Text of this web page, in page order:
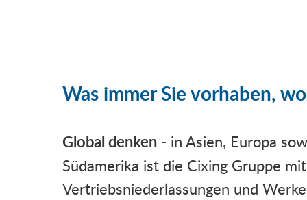
Was immer Sie vorhaben,
Global denken - in Asien, Europa
Südamerika ist die Cixing Gruppe mit
Vertriebsniederlassungen und